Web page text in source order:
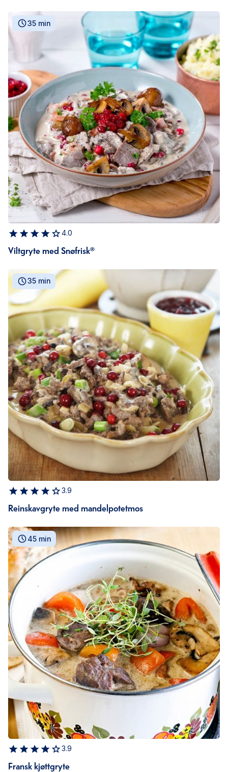
35 min
4.0
Viltgryte med Snøfrisk®
35 min
3.9
Reinskavgryte med mandelpotetmos
45 min
3.9
Fransk kjøttgryte